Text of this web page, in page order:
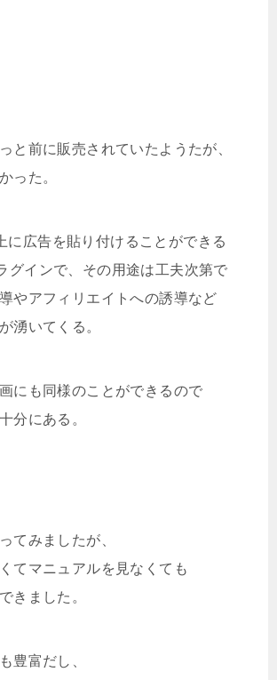
と前に販売されていたようたが、
った。
に広告を貼り付けることができる
グインで、その用途は工夫次第で
やアフィリエイトへの誘導など
湧いてくる。
にも同様のことができるので
分にある。
てみましたが、
てマニュアルを見なくても
きました。
豊富だし、